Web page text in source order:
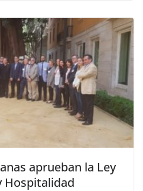
aprueban la Ley
Hospitalidad